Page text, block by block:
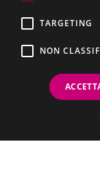
Informativa
Cookie policy
Note legali
TARGETING
NON